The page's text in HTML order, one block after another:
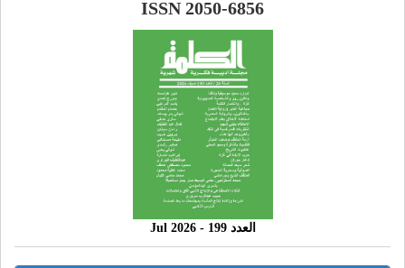
ISSN 2050-6856
العدد 199 - 2026 Jul